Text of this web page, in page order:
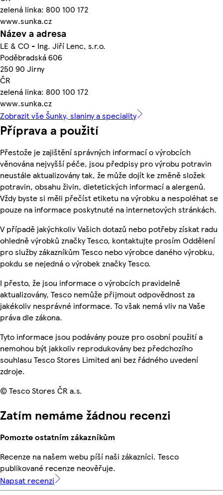
zelená linka: 800 100 172
www.sunka.cz
Název a adresa
LE & CO - Ing. Jiří Lenc, s.r.o.
Poděbradská 606
250 90 Jirny
ČR
zelená linka: 800 100 172
www.sunka.cz
Zobrazit vše Šunky, slaniny a speciality
Příprava a použití
Přestože je zajištění správných informací o výrobcích
věnována nejvyšší péče, jsou předpisy pro výrobu potravin
neustále aktualizovány tak, že může dojít ke změně složek
potravin, obsahu živin, dietetických informací a alergenů.
Vždy byste si měli přečíst etiketu na výrobku a nespoléhat se
pouze na informace poskytnuté na internetových stránkách.
V případě jakýchkoliv Vašich dotazů nebo potřeby získat radu
ohledně výrobků značky Tesco, kontaktujte prosím Oddělení
pro služby zákazníkům Tesco nebo výrobce daného výrobku,
pokdu se nejedná o výrobek značky Tesco.
I přesto, že jsou informace o výrobcích pravidelně
aktualizovány, Tesco nemůže přijmout odpovědnost za
jakékoliv nesprávné informace. To však nemá vliv na Vaše
práva dle zákona.
Tyto informace jsou podávány pouze pro osobní použití a
nemohou být jakkoliv reprodukovány bez předchozího
souhlasu Tesco Stores Limited ani bez řádného uvedení
zdroje.
© Tesco Stores ČR a.s.
Zatím nemáme žádnou recenzi
Pomozte ostatním zákazníkům
Recenze na našem webu píší naši zákazníci. Tesco
publikované recenze neověřuje.
Napsat recenzi